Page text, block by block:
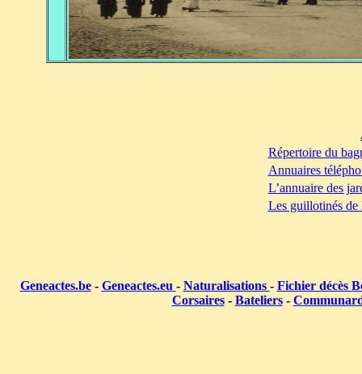
Répertoire du
Annuaires
L’annuaire des
Les guillotinés de
Geneactes.be- Geneactes.eu - Naturalisations - Fichier décès
Corsaires- Bateliers-